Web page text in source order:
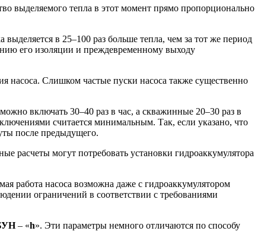
выделяемого тепла в этот момент прямо пропорционально
в 25–100 раз больше тепла, чем за тот же период
его изоляции и преждевременному выходу
насоса. Слишком частые пуски насоса также существенно
включать 30–40 раз в час, а скважинные 20–30 раз в
считается минимальным. Так, если указано, что
после предыдущего.
расчеты могут потребовать установки гидроаккумулятора
работа насоса возможна даже с гидроаккумулятором
ограничений в соответствии с требованиями
– «h». Эти параметры немного отличаются по способу